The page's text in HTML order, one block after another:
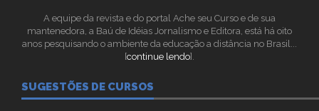
A equipe da revista e do portal Ache seu Curso e de sua
mantenedora, a Baú de Idéias Jornalismo e Editora, está há oito
anos pesquisando o ambiente da educação a distância no Brasil...
[continue lendo].
SUGESTÕES DE CURSOS